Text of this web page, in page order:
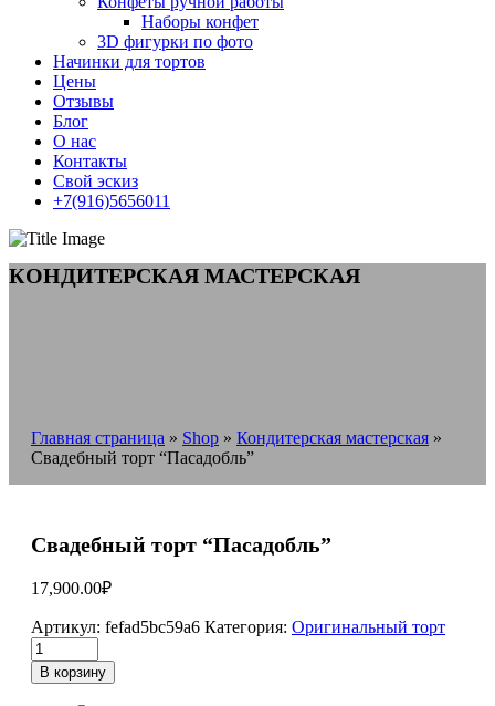
Наборы конфет
3D фигурки по фото
Начинки для тортов
Цены
Отзывы
Блог
О нас
Контакты
Свой эскиз
+7(916)5656011
КОНДИТЕРСКАЯ МАСТЕРСКАЯ
Главная страница » Shop » Кондитерская мастерская »
Свадебный торт “Пасадобль”
Свадебный торт “Пасадобль”
17,900.00₽
Артикул: fefad5bc59a6 Категория: Оригинальный торт
В корзину